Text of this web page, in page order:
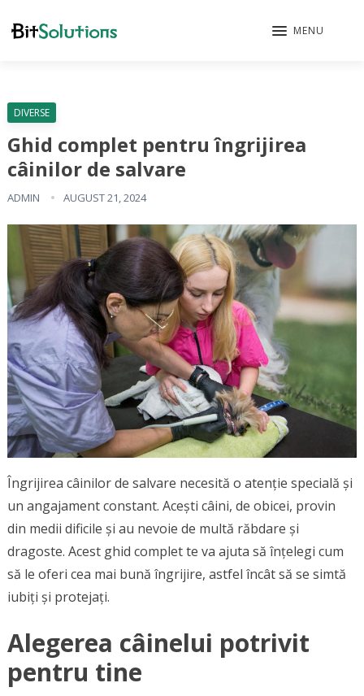
MENU
DIVERSE
Ghid complet pentru îngrijirea
câinilor de salvare
ADMIN AUGUST 21, 2024
Îngrijirea câinilor de salvare necesită o atenție specială și
un angajament constant. Acești câini, de obicei, provin
din medii dificile și au nevoie de multă răbdare și
dragoste. Acest ghid complet te va ajuta să înțelegi cum
să le oferi cea mai bună îngrijire, astfel încât să se simtă
iubiți și protejați.
Alegerea câinelui potrivit
pentru tine